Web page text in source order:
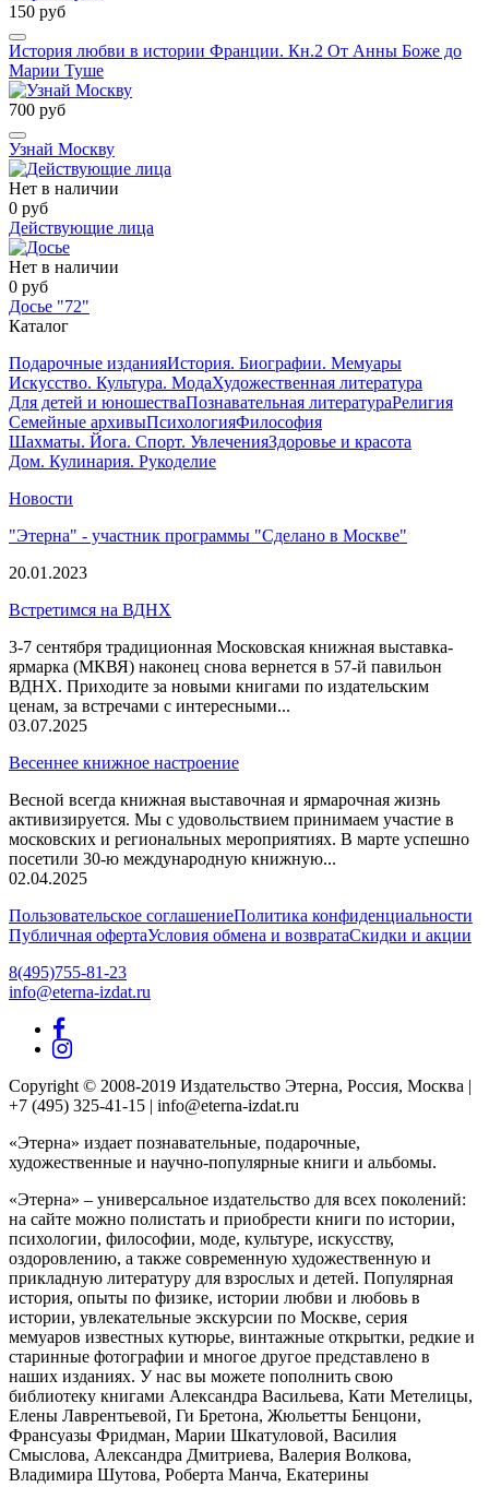
150 руб
История любви в истории Франции. Кн.2 От Анны Боже до
Марии Туше
700 руб
Узнай Москву
Нет в наличии
0 руб
Действующие лица
Нет в наличии
0 руб
Досье "72"
Каталог
Подарочные изданияИстория. Биографии. Мемуары
Искусство. Культура. МодаХудожественная литература
Для детей и юношестваПознавательная литератураРелигия
Семейные архивыПсихологияФилософия
Шахматы. Йога. Спорт. УвлеченияЗдоровье и красота
Дом. Кулинария. Рукоделие
Новости
"Этерна" - участник программы "Сделано в Москве"
20.01.2023
Встретимся на ВДНХ
3-7 сентября традиционная Московская книжная выставка-
ярмарка (МКВЯ) наконец снова вернется в 57-й павильон
ВДНХ. Приходите за новыми книгами по издательским
ценам, за встречами с интересными...
03.07.2025
Весеннее книжное настроение
Весной всегда книжная выставочная и ярмарочная жизнь
активизируется. Мы с удовольствием принимаем участие в
московских и региональных мероприятиях. В марте успешно
посетили 30-ю международную книжную...
02.04.2025
Пользовательское соглашениеПолитика конфиденциальности
Публичная офертаУсловия обмена и возвратаСкидки и акции
8(495)755-81-23
info@eterna-izdat.ru
Copyright © 2008-2019 Издательство Этерна, Россия, Москва |
+7 (495) 325-41-15 | info@eterna-izdat.ru
«Этерна» издает познавательные, подарочные,
художественные и научно-популярные книги и альбомы.
«Этерна» – универсальное издательство для всех поколений:
на сайте можно полистать и приобрести книги по истории,
психологии, философии, моде, культуре, искусству,
оздоровлению, а также современную художественную и
прикладную литературу для взрослых и детей. Популярная
история, опыты по физике, истории любви и любовь в
истории, увлекательные экскурсии по Москве, серия
мемуаров известных кутюрье, винтажные открытки, редкие и
старинные фотографии и многое другое представлено в
наших изданиях. У нас вы можете пополнить свою
библиотеку книгами Александра Васильева, Кати Метелицы,
Елены Лаврентьевой, Ги Бретона, Жюльетты Бенцони,
Франсуазы Фридман, Марии Шкатуловой, Василия
Смыслова, Александра Дмитриева, Валерия Волкова,
Владимира Шутова, Роберта Манча, Екатерины